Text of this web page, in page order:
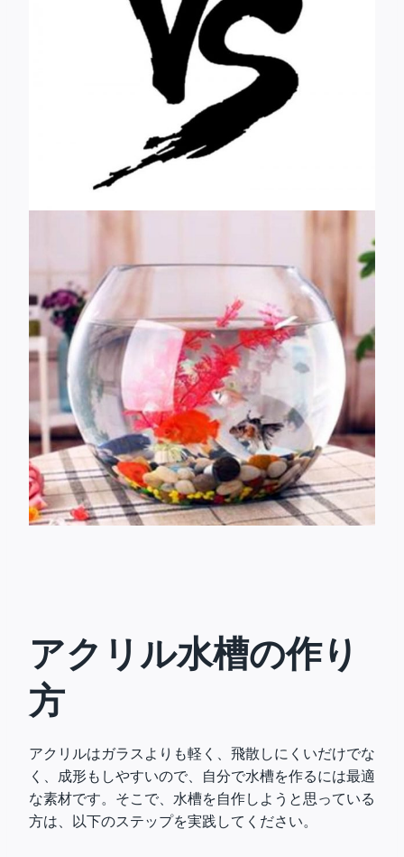
アクリル水槽の作り
方
アクリルはガラスよりも軽く、飛散しにくいだけでな
く、成形もしやすいので、自分で水槽を作るには最適
な素材です。そこで、水槽を自作しようと思っている
方は、以下のステップを実践してください。